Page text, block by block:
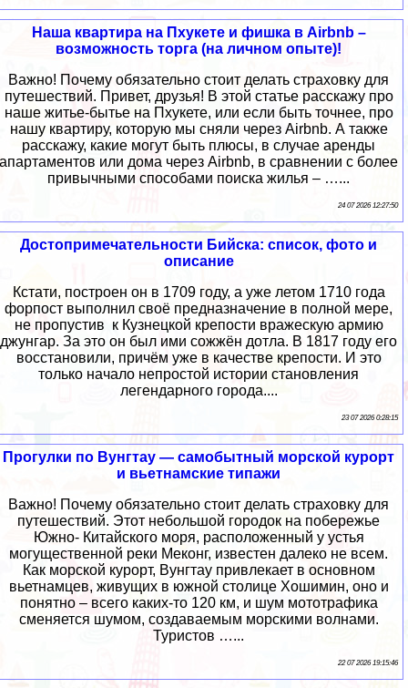
Наша квартира на Пхукете и фишка в Airbnb –
возможность торга (на личном опыте)!
Важно! Почему обязательно стоит делать страховку для
путешествий. Привет, друзья! В этой статье расскажу про
наше житье-бытье на Пхукете, или если быть точнее, про
нашу квартиру, которую мы сняли через Airbnb. А также
расскажу, какие могут быть плюсы, в случае аренды
апартаментов или дома через Airbnb, в сравнении с более
привычными способами поиска жилья – …...
24 07 2026 12:27:50
Достопримечательности Бийска: список, фото и
описание
Кстати, построен он в 1709 году, а уже летом 1710 года
форпост выполнил своё предназначение в полной мере,
не пропустив к Кузнецкой крепости вражескую армию
джунгар. За это он был ими сожжён дотла. В 1817 году его
восстановили, причём уже в качестве крепости. И это
только начало непростой истории становления
легендарного города....
23 07 2026 0:28:15
Прогулки по Вунгтау — самобытный морской курорт
и вьетнамские типажи
Важно! Почему обязательно стоит делать страховку для
путешествий. Этот небольшой городок на побережье
Южно- Китайского моря, расположенный у устья
могущественной реки Меконг, известен далеко не всем.
Как морской курорт, Вунгтау привлекает в основном
вьетнамцев, живущих в южной столице Хошимин, оно и
понятно – всего каких-то 120 км, и шум мототрафика
сменяется шумом, создаваемым морскими волнами.
Туристов …...
22 07 2026 19:15:46